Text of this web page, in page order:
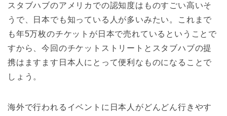
スタブハブのアメリカでの認知度はものすごい高いそ
うで、日本でも知っている人が多いみたい。これまで
も年5万枚のチケットが日本で売れているということで
すから、今回のチケットストリートとスタブハブの提
携はますます日本人にとって便利なものになることで
しょう。
海外で行われるイベントに日本人がどんどん行きやす